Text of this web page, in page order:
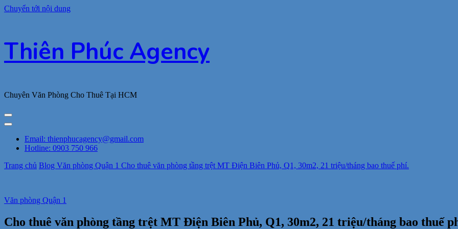
Chuyển tới nội dung
Thiên Phúc Agency
Chuyên Văn Phòng Cho Thuê Tại HCM
Email: thienphucagency@gmail.com
Hotline: 0903 750 966
Trang chủ Blog Văn phòng Quận 1 Cho thuê văn phòng tầng trệt MT Điện Biên Phủ, Q1, 30m2, 21 triệu/tháng bao thuế phí.
Văn phòng Quận 1
Cho thuê văn phòng tầng trệt MT Điện Biên Phủ, Q1, 30m2, 21 triệu/tháng bao thuế